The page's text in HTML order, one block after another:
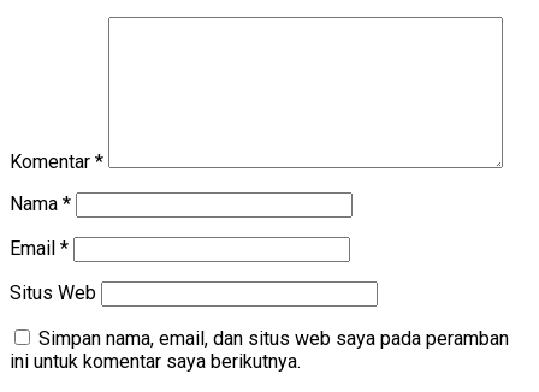
Komentar *
Nama *
Email *
Situs Web
Simpan nama, email, dan situs web saya pada peramban
ini untuk komentar saya berikutnya.